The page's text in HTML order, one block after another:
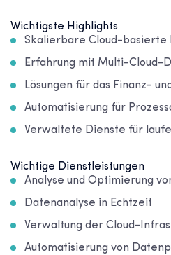
Wichtigste Highlights
Skalierbare Cloud-basierte
Erfahrung mit Multi-Cloud-
Lösungen für das Finanz-
Automatisierung für
Verwaltete Dienste für
Wichtige Dienstleistungen
Analyse und Optimierung
Datenanalyse in Echtzeit
Verwaltung der Cloud-
Automatisierung von